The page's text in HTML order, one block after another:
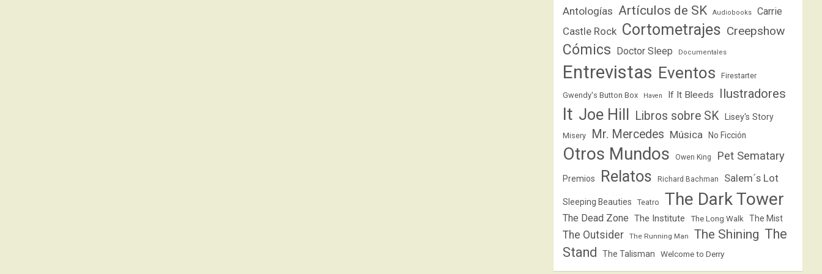
Antologías Artículos de SK Audiobooks Carrie
Castle Rock Cortometrajes Creepshow
Cómics Doctor Sleep Documentales
Entrevistas Eventos Firestarter
Gwendy's Button Box Haven If It Bleeds Ilustradores
It Joe Hill Libros sobre SK Lisey's Story
Misery Mr. Mercedes Música No Ficción
Otros Mundos Owen King Pet Sematary
Premios Relatos Richard Bachman Salem´s Lot
Sleeping Beauties Teatro The Dark Tower
The Dead Zone The Institute The Long Walk The Mist
The Outsider The Running Man The Shining The
Stand
The Talisman Welcome to Derry